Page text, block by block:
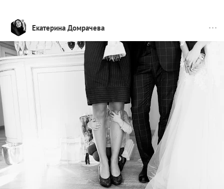
Екатерина Домрачева